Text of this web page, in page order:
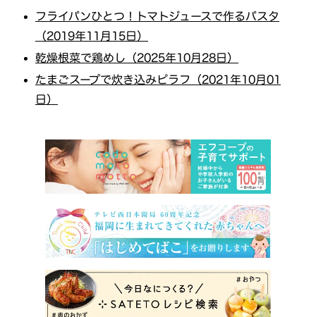
フライパンひとつ！トマトジュースで作るパスタ
（2019年11月15日）
乾燥根菜で鶏めし（2025年10月28日）
たまごスープで炊き込みピラフ（2021年10月01
日）